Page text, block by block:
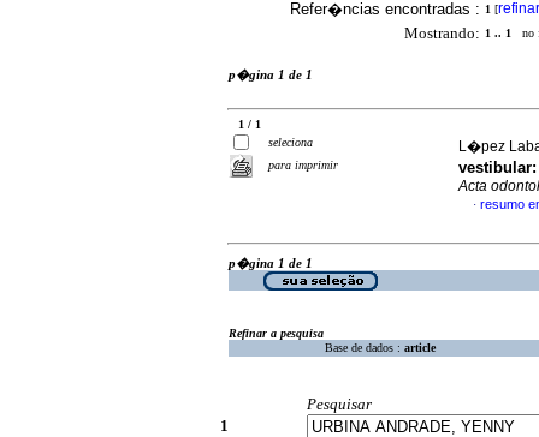
Refer�ncias encontradas : 1 [refinar
Mostrando: 1 .. 1 no
p�gina 1 de 1
1 / 1
seleciona
para imprimir
L�pez
vestibular
Acta
· resumo
p�gina 1 de 1
Refinar a pesquisa
Base de dados : article
Pesquisar
1